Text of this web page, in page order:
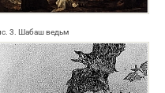
3. Шабаш ведьм